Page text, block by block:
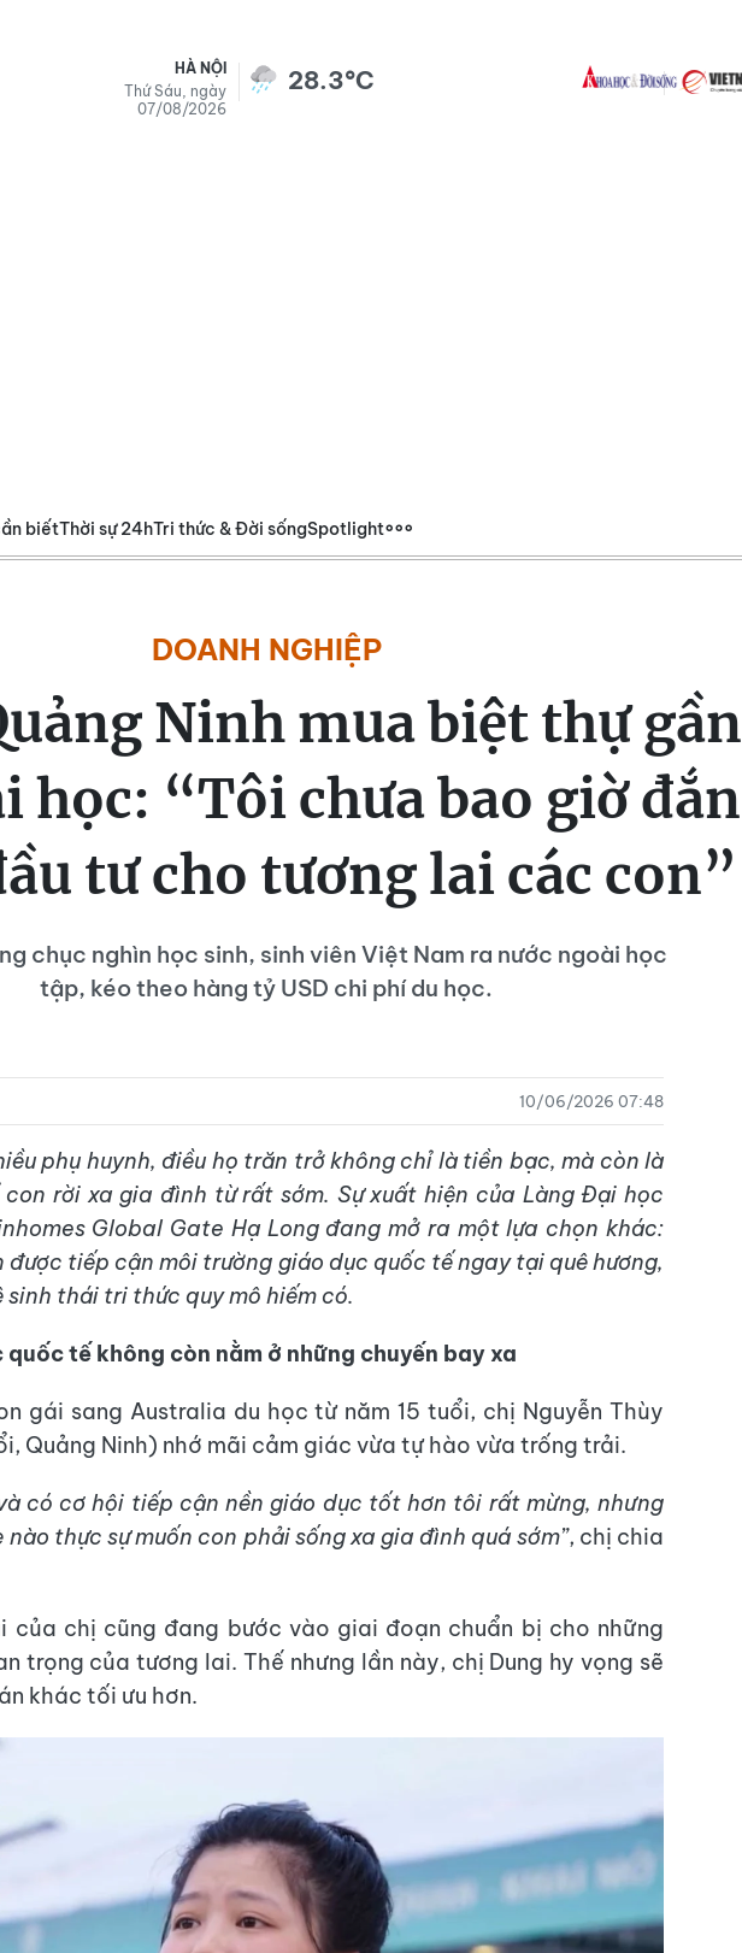
HÀ NỘI
Thứ Sáu, ngày
07/08/2026
28.3°C
biếtThời sự 24hTri thức & Đời sốngSpotlight
DOANH NGHIỆP
Ninh mua biệt thự gần
học: “Tôi chưa bao giờ đắn
tư cho tương lai các con”
chục nghìn học sinh, sinh viên Việt Nam ra nước ngoài học
tập, kéo theo hàng tỷ USD chi phí du học.
10/06/2026 07:48
phụ huynh, điều họ trăn trở không chỉ là tiền bạc, mà còn là
rời xa gia đình từ rất sớm. Sự xuất hiện của Làng Đại học
Global Gate Hạ Long đang mở ra một lựa chọn khác:
được tiếp cận môi trường giáo dục quốc tế ngay tại quê hương,
sinh thái tri thức quy mô hiếm có.
quốc tế không còn nằm ở những chuyến bay xa
gái sang Australia du học từ năm 15 tuổi, chị Nguyễn Thùy
Quảng Ninh) nhớ mãi cảm giác vừa tự hào vừa trống trải.
có cơ hội tiếp cận nền giáo dục tốt hơn tôi rất mừng, nhưng
nào thực sự muốn con phải sống xa gia đình quá sớm”, chị chia
của chị cũng đang bước vào giai đoạn chuẩn bị cho những
trọng của tương lai. Thế nhưng lần này, chị Dung hy vọng sẽ
khác tối ưu hơn.